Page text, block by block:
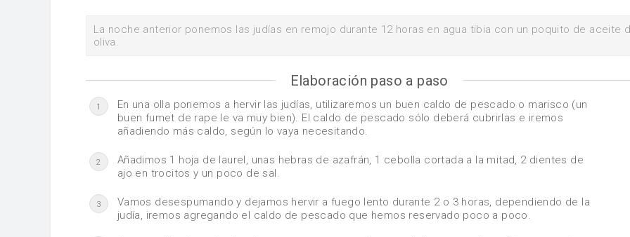
La noche anterior ponemos las judías en remojo durante 12 horas en agua tibia con un poquito de aceite
oliva.
Elaboración paso a paso
1
En una olla ponemos a hervir las judías, utilizaremos un buen caldo de pescado o marisco (un
buen fumet de rape le va muy bien). El caldo de pescado sólo deberá cubrirlas e iremos
añadiendo más caldo, según lo vaya necesitando.
2
Añadimos 1 hoja de laurel, unas hebras de azafrán, 1 cebolla cortada a la mitad, 2 dientes de
ajo en trocitos y un poco de sal.
3
Vamos desespumando y dejamos hervir a fuego lento durante 2 o 3 horas, dependiendo de la
judía, iremos agregando el caldo de pescado que hemos reservado poco a poco.